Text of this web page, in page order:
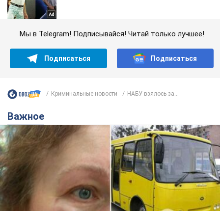
Мы в Telegram! Подписывайся! Читай только лучшее!
Подписаться Подписаться
Криминальные новости НАБУ взялось за...
Важное